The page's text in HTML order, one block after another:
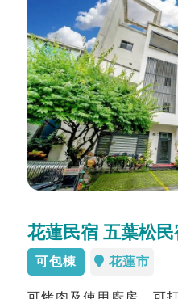
花蓮民宿 五葉松民
可包棟 花蓮市